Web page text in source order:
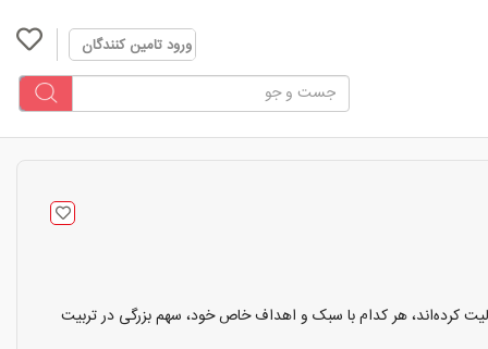
ورود تامین کنندگان
در این زمینه فعالیت کرده‌اند، هر کدام با سبک و اهداف خاص خود، سهم بزرگی در تربیت